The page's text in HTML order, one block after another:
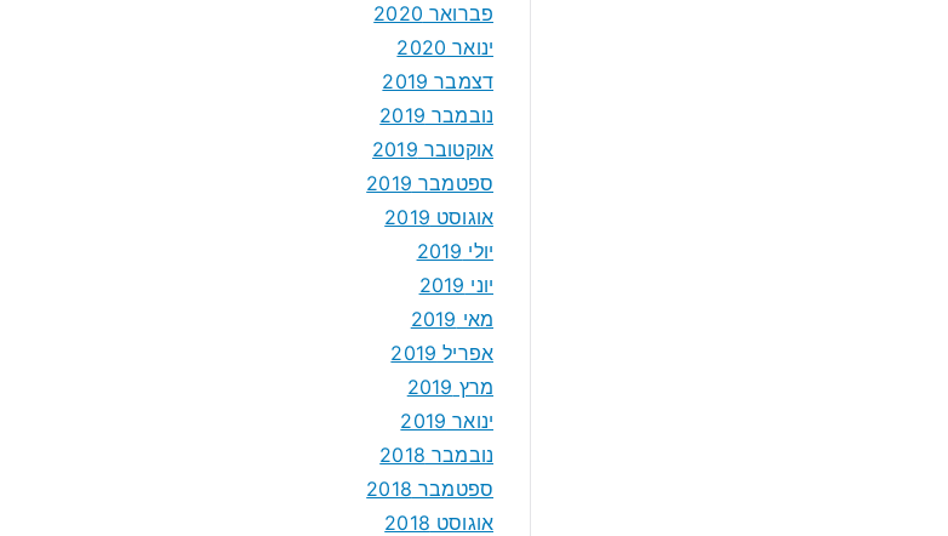
פברואר 2020
ינואר 2020
דצמבר 2019
נובמבר 2019
אוקטובר 2019
ספטמבר 2019
אוגוסט 2019
יולי 2019
יוני 2019
מאי 2019
אפריל 2019
מרץ 2019
ינואר 2019
נובמבר 2018
ספטמבר 2018
אוגוסט 2018